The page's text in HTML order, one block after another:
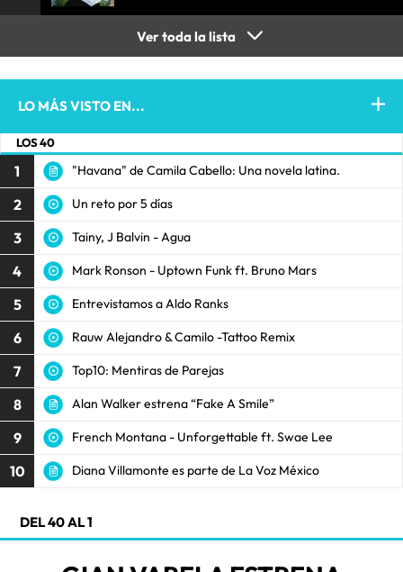
Ver toda la lista
LO MÁS VISTO EN...
LOS 40
1 "Havana" de Camila Cabello: Una novela latina.
2 Un reto por 5 días
3 Tainy, J Balvin - Agua
4 Mark Ronson - Uptown Funk ft. Bruno Mars
5 Entrevistamos a Aldo Ranks
6 Rauw Alejandro & Camilo -Tattoo Remix
7 Top10: Mentiras de Parejas
8 Alan Walker estrena “Fake A Smile”
9 French Montana - Unforgettable ft. Swae Lee
10 Diana Villamonte es parte de La Voz México
DEL 40 AL 1